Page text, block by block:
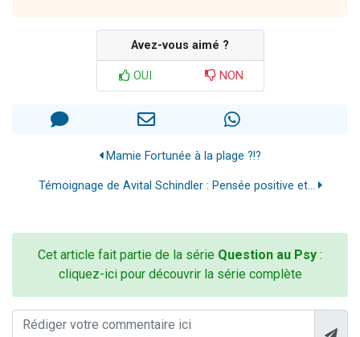
Avez-vous aimé ?
OUI NON
Mamie Fortunée à la plage ?!?
Témoignage de Avital Schindler : Pensée positive et...
Cet article fait partie de la série Question au Psy :
cliquez-ici pour découvrir la série complète